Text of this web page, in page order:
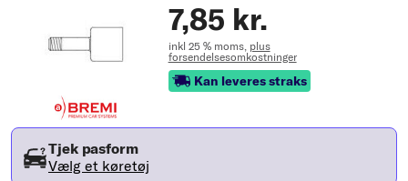
7,85 kr.
inkl 25 % moms, plus
forsendelsesomkostninger
Kan leveres straks
Tjek pasform
Vælg et køretøj